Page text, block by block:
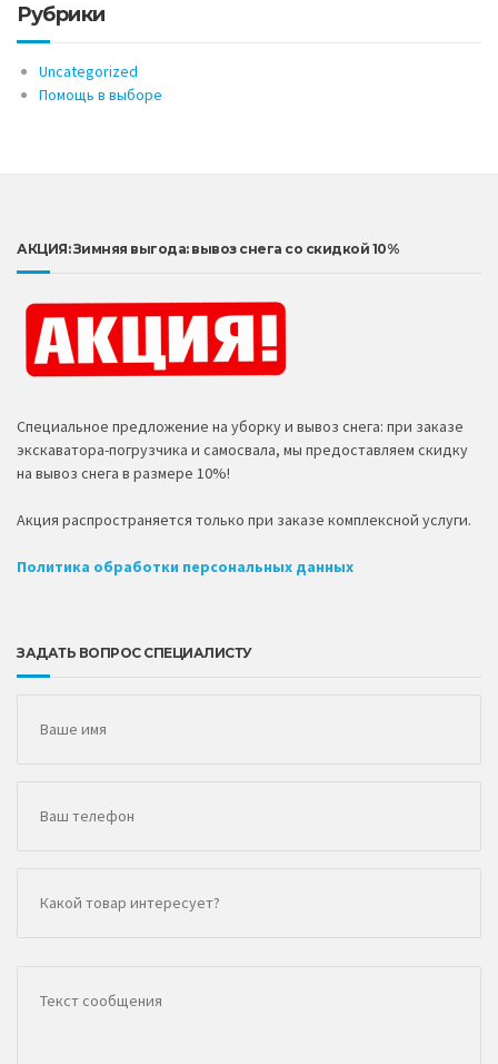
Рубрики
Uncategorized
Помощь в выборе
АКЦИЯ: Зимняя выгода: вывоз снега со скидкой 10%
Специальное предложение на уборку и вывоз снега: при заказе
экскаватора-погрузчика и самосвала, мы предоставляем скидку
на вывоз снега в размере 10%!
Акция распространяется только при заказе комплексной услуги.
Политика обработки персональных данных
ЗАДАТЬ ВОПРОС СПЕЦИАЛИСТУ